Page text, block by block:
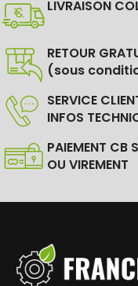
LIVRAISON
RETOUR
(sous
SERVICE
INFOS
PAIEMENT CB
OU VIREMENT